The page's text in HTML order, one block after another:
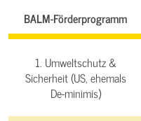
BALM-Förderprogramm
1. Umweltschutz &
Sicherheit (US, ehemals
De-minimis)